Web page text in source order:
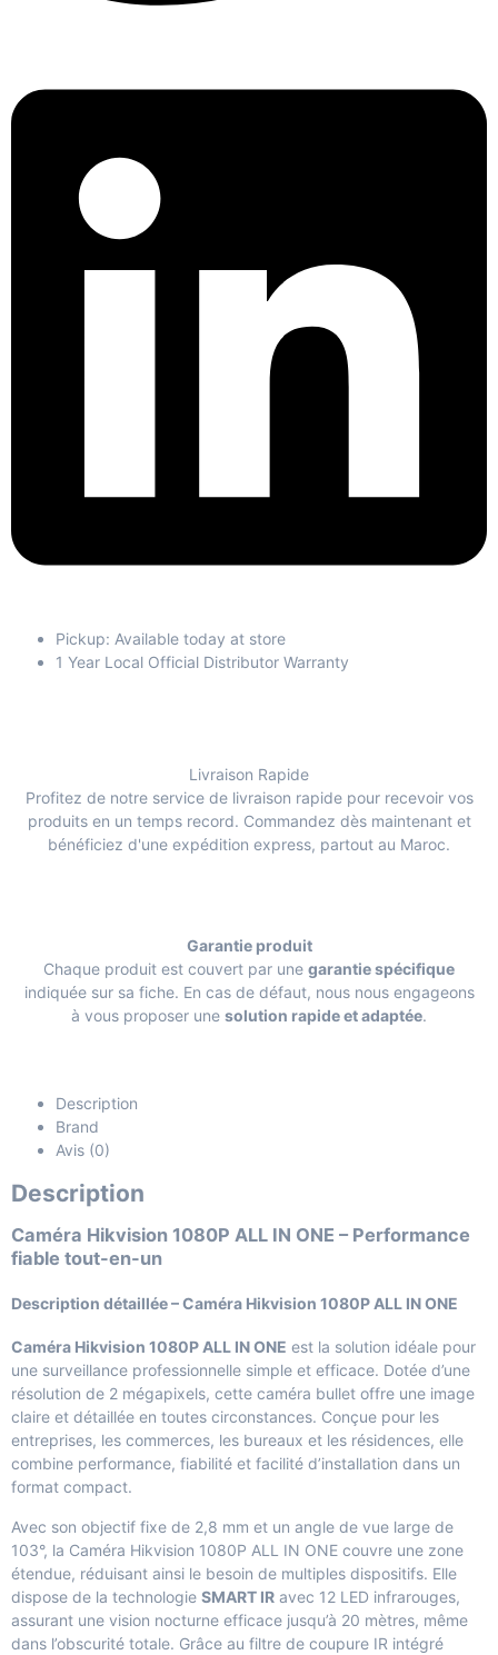
Pickup: Available today at store
1 Year Local Official Distributor Warranty
Livraison Rapide
Profitez de notre service de livraison rapide pour recevoir vos
produits en un temps record. Commandez dès maintenant et
bénéficiez d'une expédition express, partout au Maroc.
Garantie produit
Chaque produit est couvert par une garantie spécifique
indiquée sur sa fiche. En cas de défaut, nous nous engageons
à vous proposer une solution rapide et adaptée.
Description
Brand
Avis (0)
Description
Caméra Hikvision 1080P ALL IN ONE – Performance
fiable tout-en-un
Description détaillée – Caméra Hikvision 1080P ALL IN ONE
Caméra Hikvision 1080P ALL IN ONE est la solution idéale pour
une surveillance professionnelle simple et efficace. Dotée d’une
résolution de 2 mégapixels, cette caméra bullet offre une image
claire et détaillée en toutes circonstances. Conçue pour les
entreprises, les commerces, les bureaux et les résidences, elle
combine performance, fiabilité et facilité d’installation dans un
format compact.
Avec son objectif fixe de 2,8 mm et un angle de vue large de
103°, la Caméra Hikvision 1080P ALL IN ONE couvre une zone
étendue, réduisant ainsi le besoin de multiples dispositifs. Elle
dispose de la technologie SMART IR avec 12 LED infrarouges,
assurant une vision nocturne efficace jusqu’à 20 mètres, même
dans l’obscurité totale. Grâce au filtre de coupure IR intégré